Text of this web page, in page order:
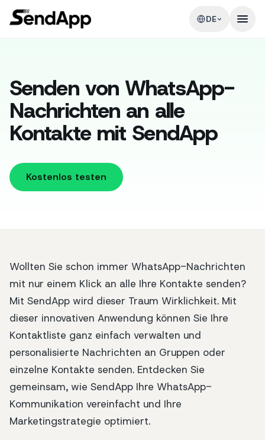
DE
Senden von WhatsApp-
Nachrichten an alle
Kontakte mit SendApp
Kostenlos testen
Wollten Sie schon immer WhatsApp-Nachrichten
mit nur einem Klick an alle Ihre Kontakte senden?
Mit SendApp wird dieser Traum Wirklichkeit. Mit
dieser innovativen Anwendung können Sie Ihre
Kontaktliste ganz einfach verwalten und
personalisierte Nachrichten an Gruppen oder
einzelne Kontakte senden. Entdecken Sie
gemeinsam, wie SendApp Ihre WhatsApp-
Kommunikation vereinfacht und Ihre
Marketingstrategie optimiert.